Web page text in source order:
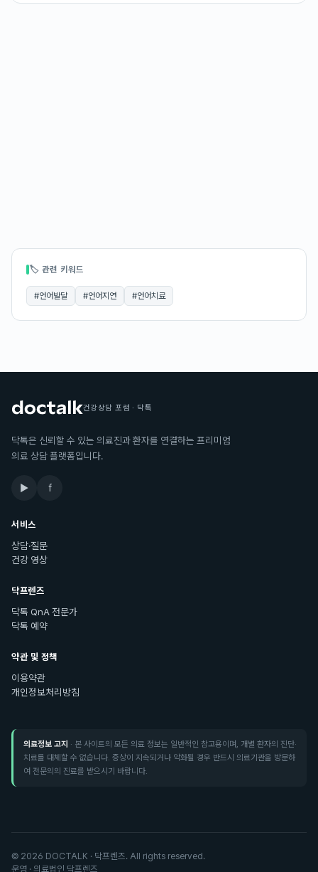
🏷 관련 키워드
#언어발달 #언어지연 #언어치료
건강상담 포럼 · 닥톡
닥톡은 신뢰할 수 있는 의료진과 환자를 연결하는 프리미엄
의료 상담 플랫폼입니다.
▶ f
서비스
상담·질문
건강 영상
닥프렌즈
닥톡 QnA 전문가
닥톡 예약
약관 및 정책
이용약관
개인정보처리방침
의료정보 고지 · 본 사이트의 모든 의료 정보는 일반적인 참고용이며, 개별 환자의 진단·
치료를 대체할 수 없습니다. 증상이 지속되거나 악화될 경우 반드시 의료기관을 방문하
여 전문의의 진료를 받으시기 바랍니다.
© 2026 DOCTALK · 닥프렌즈. All rights reserved.
운영 · 의료법인 닥프렌즈